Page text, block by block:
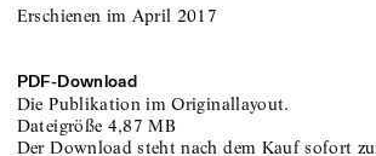
Erschienen im April 2017
PDF-Download
Die Publikation im Originallayout.
Dateigröße 4,87 MB
Der Download steht nach dem Kauf sofort